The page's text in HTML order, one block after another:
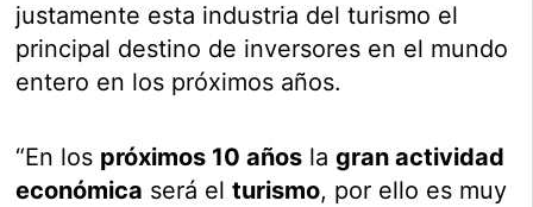
justamente esta industria del turismo el
principal destino de inversores en el mundo
entero en los próximos años.
“En los próximos 10 años lagran actividad
económica será elturismo, por ello es muy